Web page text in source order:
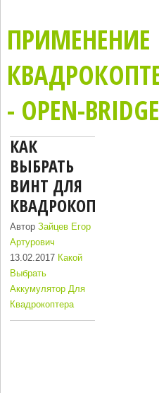
ПРИМЕНЕНИЕ
- OPEN-
КАК
ВЫБРАТЬ
ВИНТ ДЛЯ
КВАДРОКОПТЕРА
АвторЗайцев Егор
Артурович
13.02.2017 Какой
Выбрать
Аккумулятор Для
Квадрокоптера